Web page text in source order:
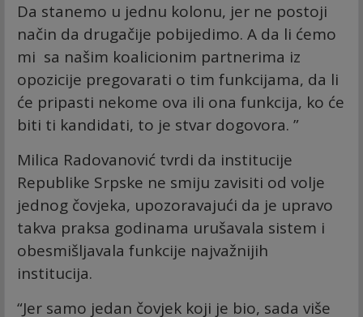
Da stanemo u jednu kolonu, jer ne postoji
način da drugačije pobijedimo. A da li ćemo
mi sa našim koalicionim partnerima iz
opozicije pregovarati o tim funkcijama, da li
će pripasti nekome ova ili ona funkcija, ko će
biti ti kandidati, to je stvar dogovora. ”
Milica Radovanović tvrdi da institucije
Republike Srpske ne smiju zavisiti od volje
jednog čovjeka, upozoravajući da je upravo
takva praksa godinama urušavala sistem i
obesmišljavala funkcije najvažnijih
institucija.
“Jer samo jedan čovjek koji je bio, sada više